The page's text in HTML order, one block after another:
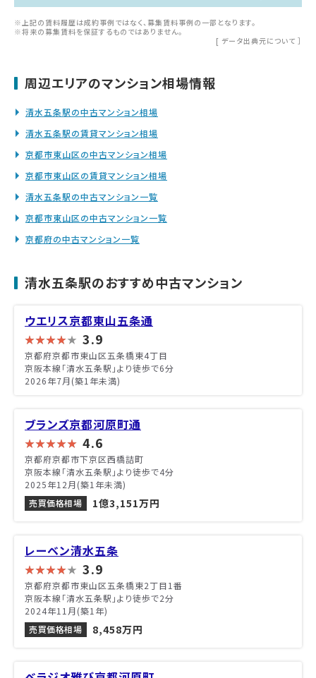
※上記の賃料履歴は成約事例ではなく、募集賃料事例の一部となります。
※将来の募集賃料を保証するものではありません。
[ データ出典元について ］
周辺エリアのマンション相場情報
清水五条駅の中古マンション相場
清水五条駅の賃貸マンション相場
京都市東山区の中古マンション相場
京都市東山区の賃貸マンション相場
清水五条駅の中古マンション一覧
京都市東山区の中古マンション一覧
京都府の中古マンション一覧
清水五条駅のおすすめ中古マンション
ウエリス京都東山五条通
3.9
京都府京都市東山区五条橋東4丁目
京阪本線「清水五条駅」より徒歩で6分
2026年7月(築1年未満)
ブランズ京都河原町通
4.6
京都府京都市下京区西橋詰町
京阪本線「清水五条駅」より徒歩で4分
2025年12月(築1年未満)
売買価格相場
1億3,151万円
レーベン清水五条
3.9
京都府京都市東山区五条橋東2丁目1番
京阪本線「清水五条駅」より徒歩で2分
2024年11月(築1年)
売買価格相場
8,458万円